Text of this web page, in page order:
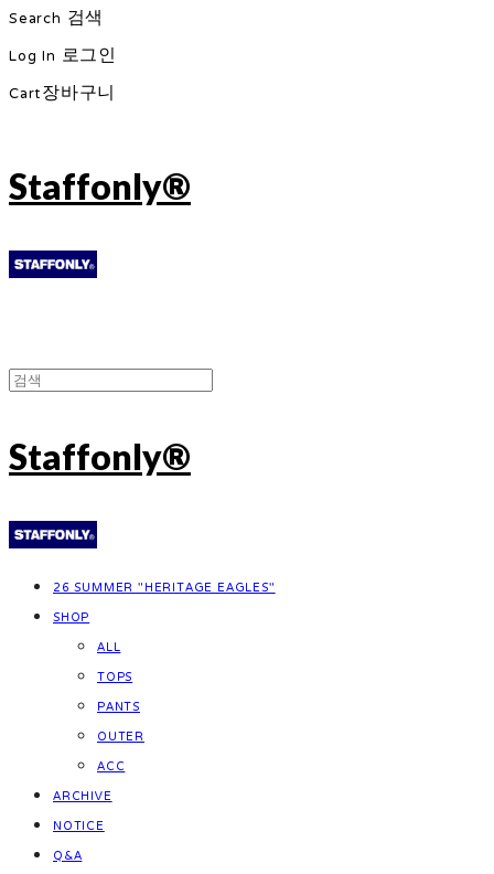
Search 검색
Log In 로그인
Cart장바구니
Staffonly®
Staffonly®
26 SUMMER "HERITAGE EAGLES"
SHOP
ALL
TOPS
PANTS
OUTER
ACC
ARCHIVE
NOTICE
Q&A